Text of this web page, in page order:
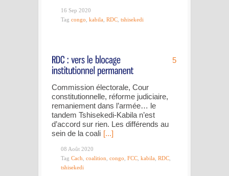
16 Sep 2020
Tag congo, kabila, RDC, tshisekedi
5
Commission électorale, Cour
constitutionnelle, réforme judiciaire,
remaniement dans l’armée… le
tandem Tshisekedi-Kabila n’est
d’accord sur rien. Les différends au
sein de la coali [...]
08 Août 2020
Tag Cach coalition congo FCC kabila RDC
tshisekedi